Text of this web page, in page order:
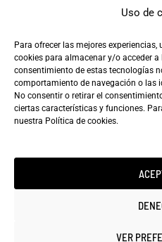
Uso de
Para ofrecer las mejores
cookies para almacenar y/o acceder
consentimiento de estas tecnologías
comportamiento de navegación o las
No consentir o retirar el
ciertas características y funciones.
nuestra Política de cookies.
VER
Tarifa de Envío
4,90€
Entrega
24-
Copyright ©2025